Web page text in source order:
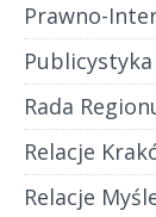
Prawno-
Publicystyka
Rada
Relacje
Relacje